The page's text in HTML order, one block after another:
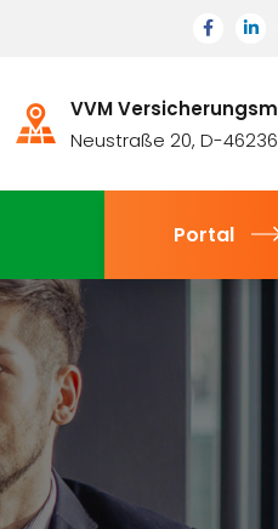
VVM
Neustraße 20, D-
Portal